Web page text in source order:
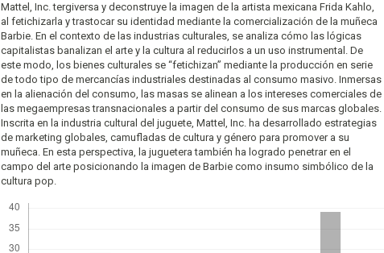
Mattel, Inc. tergiversa y deconstruye la imagen de la artista mexicana Frida Kahlo,
al fetichizarla y trastocar su identidad mediante la comercialización de la muñeca
Barbie. En el contexto de las industrias culturales, se analiza cómo las lógicas
capitalistas banalizan el arte y la cultura al reducirlos a un uso instrumental. De
este modo, los bienes culturales se “fetichizan” mediante la producción en serie
de todo tipo de mercancías industriales destinadas al consumo masivo. Inmersas
en la alienación del consumo, las masas se alinean a los intereses comerciales de
las megaempresas transnacionales a partir del consumo de sus marcas globales.
Inscrita en la industria cultural del juguete, Mattel, Inc. ha desarrollado estrategias
de marketing globales, camufladas de cultura y género para promover a su
muñeca. En esta perspectiva, la juguetera también ha logrado penetrar en el
campo del arte posicionando la imagen de Barbie como insumo simbólico de la
cultura pop.